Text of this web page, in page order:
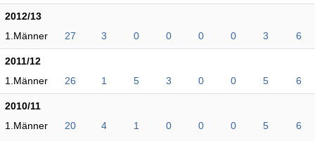
2012/13
1.Männer
27 3 0 0 0 0 3 6
2011/12
1.Männer
26 1 5 3 0 0 5 6
2010/11
1.Männer
20 4 1 0 0 0 5 6